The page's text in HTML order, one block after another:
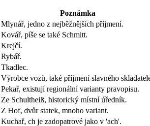
Poznámka
Mlynář, jedno z nejběžnějších příjmení.
Kovář, píše se také Schmitt.
Krejčí.
Rybář.
Tkadlec.
Výrobce vozů, také příjmení slavného
Pekař, existují regionální varianty pravopisu.
Ze Schultheiß, historický místní úředník.
Z Hof, dvůr statek, mnoho variant.
Kuchař, ch je zadopatrové jako v 'ach'.